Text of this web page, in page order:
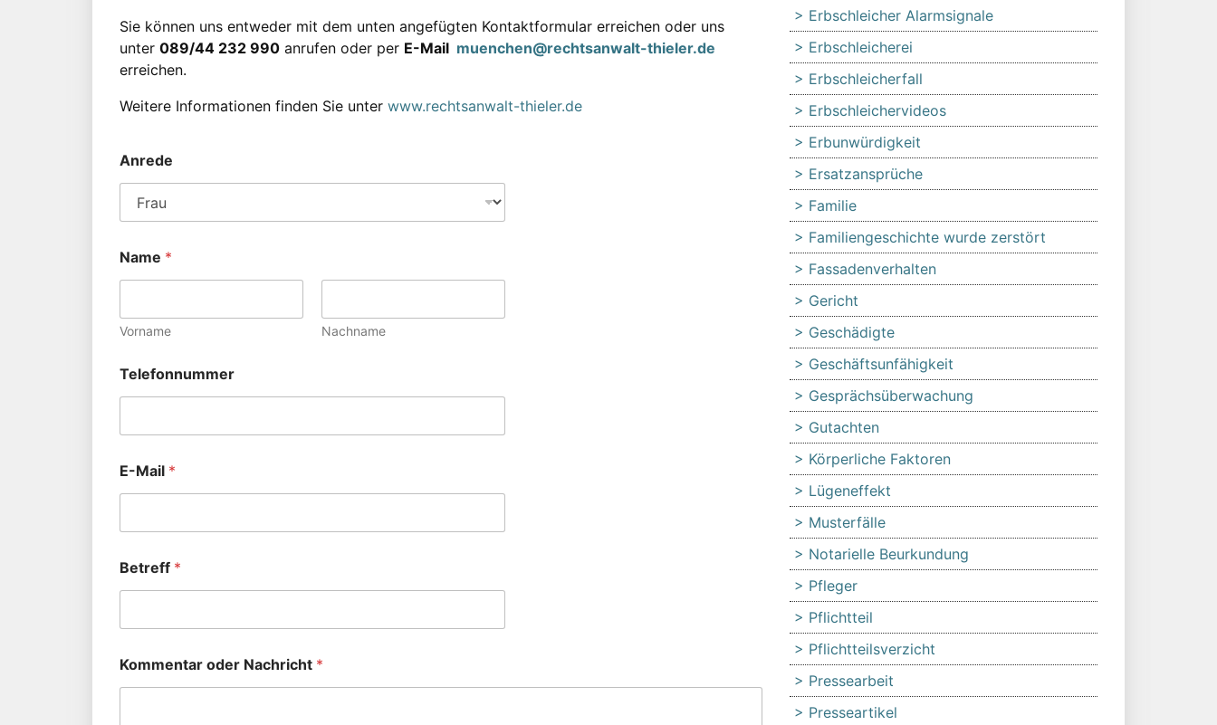
Sie können uns entweder mit dem unten angefügten Kontaktformular erreichen oder uns
unter 089/44 232 990 anrufen oder per E-Mail muenchen@rechtsanwalt-thieler.de
erreichen.
Weitere Informationen finden Sie unter www.rechtsanwalt-thieler.de
Anrede
Name *
Vorname Nachname
Telefonnummer
E-Mail *
Betreff *
Kommentar oder Nachricht *
Erbschleicher Alarmsignale
Erbschleicherei
Erbschleicherfall
Erbschleichervideos
Erbunwürdigkeit
Ersatzansprüche
Familie
Familiengeschichte wurde zerstört
Fassadenverhalten
Gericht
Geschädigte
Geschäftsunfähigkeit
Gesprächsüberwachung
Gutachten
Körperliche Faktoren
Lügeneffekt
Musterfälle
Notarielle Beurkundung
Pfleger
Pflichtteil
Pflichtteilsverzicht
Pressearbeit
Presseartikel